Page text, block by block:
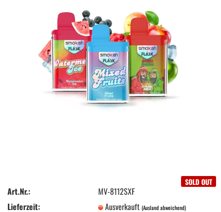
SOLD OUT
Art.Nr.:
MV-8112SXF
Lieferzeit:
Ausverkauft(Ausland abweichend)